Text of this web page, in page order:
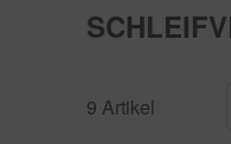
9 Artikel